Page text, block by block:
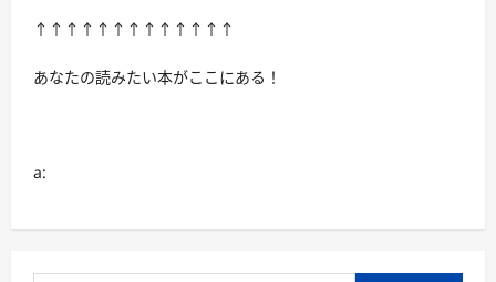
↑↑↑↑↑↑↑↑↑↑↑↑↑
あなたの読みたい本がここにある！
a: